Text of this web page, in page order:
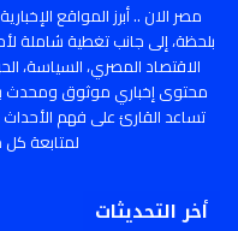
مصر الان .. أبرز المواقع
بلحظة، إلى جانب تغطية شاملة
الاقتصاد المصري، السياسة،
محتوى إخباري موثوق ومحدث
تساعد القارئ على فهم
لمتابعة
أخر التحديثات